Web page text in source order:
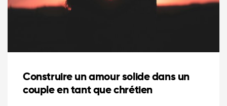
Construire un amour solide dans un
couple en tant que chrétien